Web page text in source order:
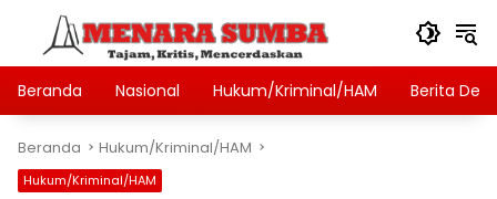
Langsung
konten
Beranda
Nasional Hukum/Kriminal/HAM Berita Desa
Beranda Hukum/Kriminal/HAM
Hukum/Kriminal/HAM